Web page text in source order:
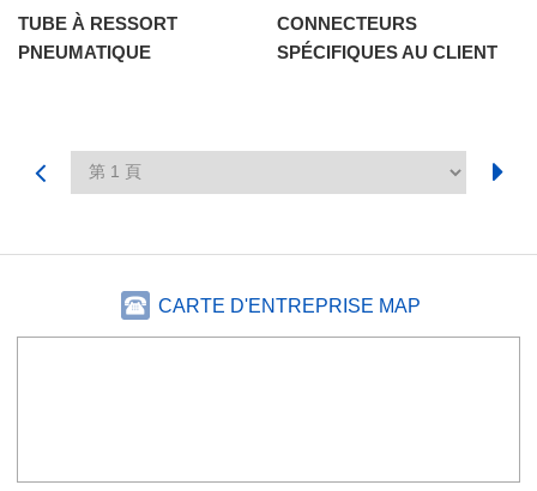
TUBE À RESSORT
PNEUMATIQUE
CONNECTEURS
SPÉCIFIQUES AU CLIENT
CARTE D'ENTREPRISE MAP